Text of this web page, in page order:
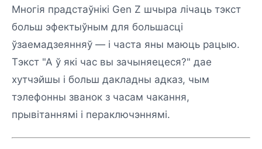
Многія прадстаўнікі Gen Z шчыра лічаць тэкст
больш эфектыўным для большасці
ўзаемадзеянняў — і часта яны маюць рацыю.
Тэкст "А ў які час вы зачыняецеся?" дае
хутчэйшы і больш дакладны адказ, чым
тэлефонны званок з часам чакання,
прывітаннямі і пераключэннямі.